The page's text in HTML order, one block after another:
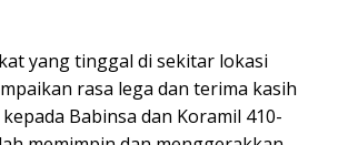
yang tinggal di sekitar lokasi
rasa lega dan terima kasih
Babinsa dan Koramil 410-